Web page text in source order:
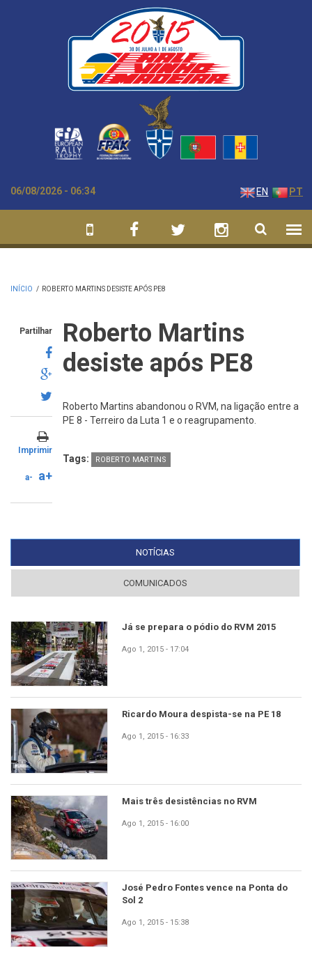
Passar para o conteúdo principal
06/08/2026 - 06:34 EN PT
INÍCIO / ROBERTO MARTINS DESISTE APÓS PE8
Partilhar
Imprimir
a- a+
Roberto Martins
desiste após PE8
Roberto Martins abandonou o RVM, na ligação entre a
PE 8 - Terreiro da Luta 1 e o reagrupamento.
Tags: ROBERTO MARTINS
NOTÍCIAS
COMUNICADOS
Já se prepara o pódio do RVM 2015
Ago 1, 2015 - 17:04
Ricardo Moura despista-se na PE 18
Ago 1, 2015 - 16:33
Mais três desistências no RVM
Ago 1, 2015 - 16:00
José Pedro Fontes vence na Ponta do
Sol 2
Ago 1, 2015 - 15:38